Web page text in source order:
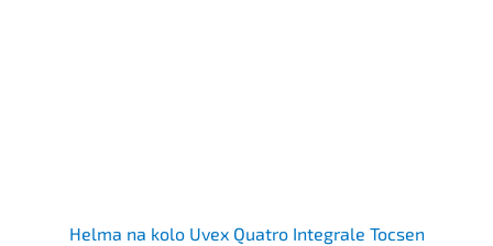
Helma na kolo Uvex Quatro Integrale Tocsen